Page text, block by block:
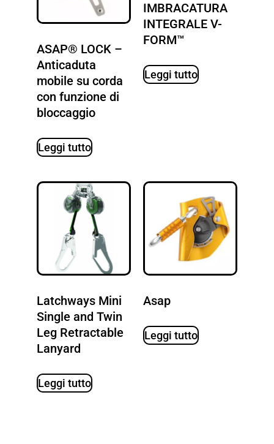
ASAP® LOCK –
Anticaduta
mobile su corda
con funzione di
bloccaggio
Leggi tutto
IMBRACATURA
INTEGRALE V-
FORM™
Leggi tutto
Latchways Mini
Single and Twin
Leg Retractable
Lanyard
Leggi tutto
Asap
Leggi tutto